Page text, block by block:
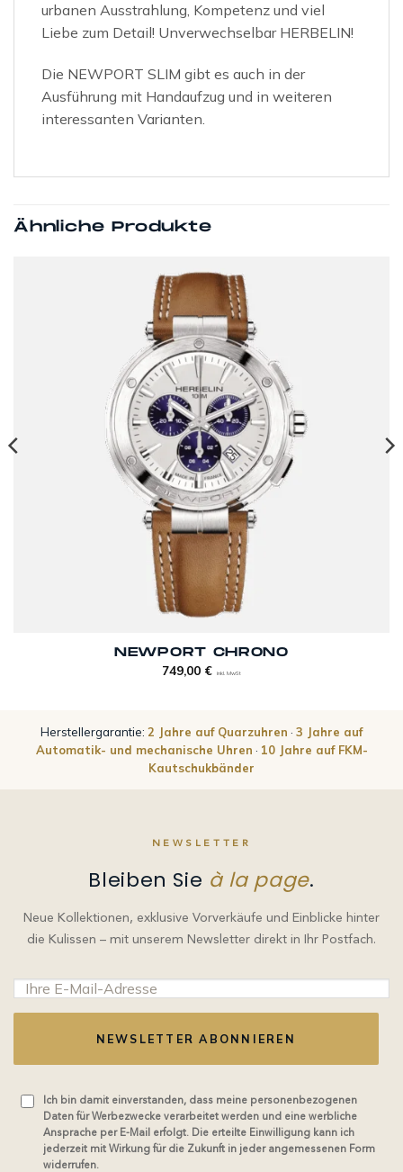
urbanen Ausstrahlung, Kompetenz und viel
Liebe zum Detail! Unverwechselbar HERBELIN!
Die NEWPORT SLIM gibt es auch in der
Ausführung mit Handaufzug und in weiteren
interessanten Varianten.
Ähnliche Produkte
NEWPORT CHRONO
749,00 € inkl. MwSt
Herstellergarantie: 2 Jahre auf Quarzuhren · 3 Jahre auf
Automatik- und mechanische Uhren · 10 Jahre auf FKM-
Kautschukbänder
NEWSLETTER
Bleiben Sie à la page.
Neue Kollektionen, exklusive Vorverkäufe und Einblicke hinter
die Kulissen – mit unserem Newsletter direkt in Ihr Postfach.
NEWSLETTER ABONNIEREN
Ich bin damit einverstanden, dass meine personenbezogenen
Daten für Werbezwecke verarbeitet werden und eine werbliche
Ansprache per E-Mail erfolgt. Die erteilte Einwilligung kann ich
jederzeit mit Wirkung für die Zukunft in jeder angemessenen Form
widerrufen.